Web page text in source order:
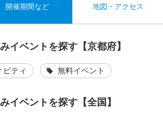
開催期間など 地図・アクセス
イベントを探す【京都府】
ティ 無料イベント
イベントを探す【全国】